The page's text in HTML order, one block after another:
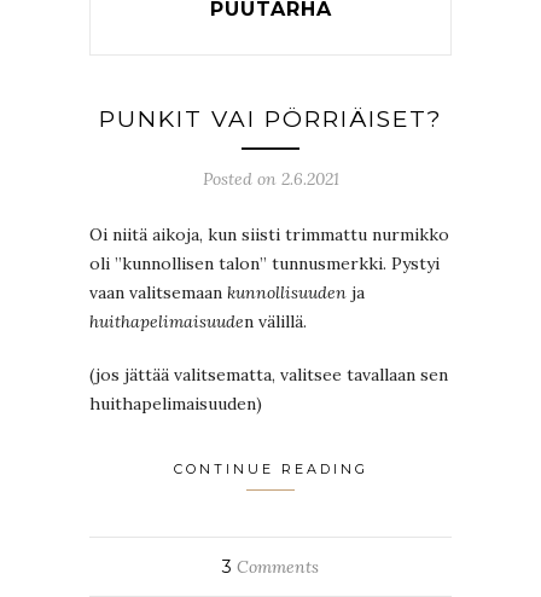
PUUTARHA
PUNKIT VAI PÖRRIÄISET?
Posted on 2.6.2021
Oi niitä aikoja, kun siisti trimmattu nurmikko
oli ”kunnollisen talon” tunnusmerkki. Pystyi
vaan valitsemaan kunnollisuuden ja
huithapelimaisuuden välillä.
(jos jättää valitsematta, valitsee tavallaan sen
huithapelimaisuuden)
CONTINUE READING
3 Comments